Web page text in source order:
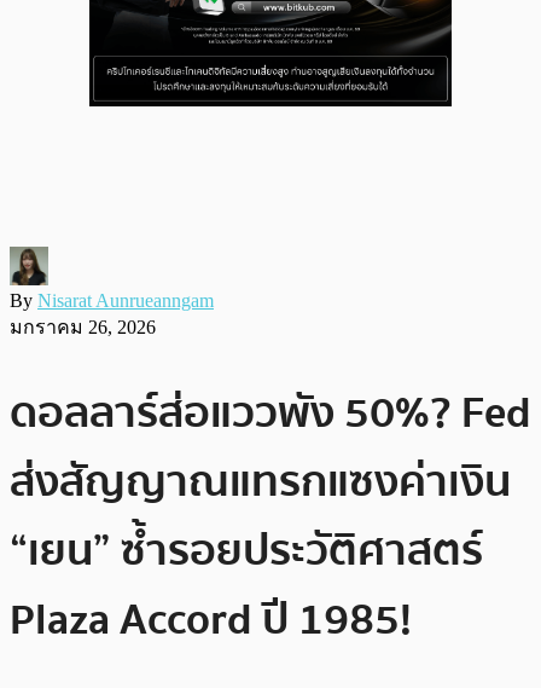
By Nisarat Aunrueanngam
มกราคม 26, 2026
ดอลลาร์ส่อแววพัง 50%? Fed
ส่งสัญญาณแทรกแซงค่าเงิน
“เยน” ซ้ำรอยประวัติศาสตร์
Plaza Accord ปี 1985!